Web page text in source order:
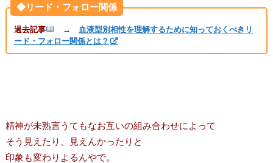
◆リード・フォロー関係
過去記事 → 血液型別相性を理解するために知っておくべきリ
ード・フォロー関係とは？
精神が未熟言うてもなお互いの組み合わせによって
そう見えたり、見えんかったりと
印象も変わりよるんやで。